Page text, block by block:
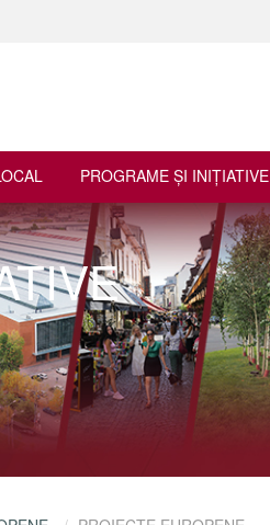
PROGRAME ŞI INIŢIATIVE